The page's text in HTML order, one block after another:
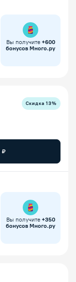
Вы получите +600
бонусов Много.ру
Скидка13%
₽
Вы получите +350
бонусов Много.ру